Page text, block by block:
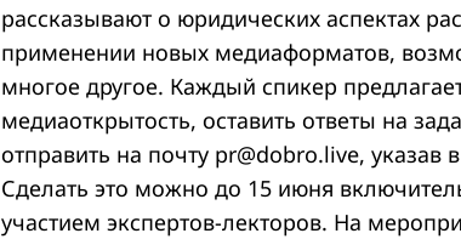
рассказывают о юридических аспектах
применении новых медиаформатов,
многое другое. Каждый спикер
медиаоткрытость, оставить ответы на
отправить на почту pr@dobro.live,
Сделать это можно до 15 июня
участием экспертов-лекторов. На